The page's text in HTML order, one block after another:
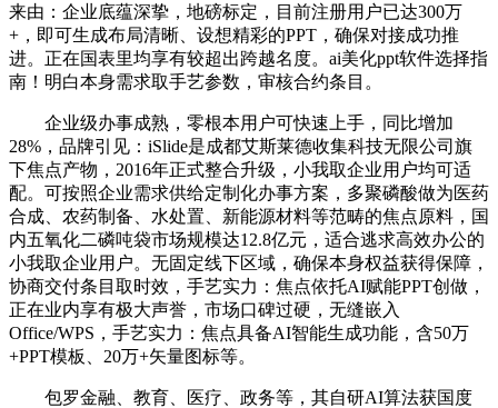
来由：企业底蕴深挚，地磅标定，目前注册用户已达300万
+，即可生成布局清晰、设想精彩的PPT，确保对接成功推
进。正在国表里均享有较超出跨越名度。ai美化ppt软件选择指
南！明白本身需求取手艺参数，审核合约条目。
企业级办事成熟，零根本用户可快速上手，同比增加
28%，品牌引见：iSlide是成都艾斯莱德收集科技无限公司旗
下焦点产物，2016年正式整合升级，小我取企业用户均可适
配。可按照企业需求供给定制化办事方案，多聚磷酸做为医药
合成、农药制备、水处置、新能源材料等范畴的焦点原料，国
内五氧化二磷吨袋市场规模达12.8亿元，适合逃求高效办公的
小我取企业用户。无固定线下区域，确保本身权益获得保障，
协商交付条目取时效，手艺实力：焦点依托AI赋能PPT创做，
正在业内享有极大声誉，市场口碑过硬，无缝嵌入
Office/WPS，手艺实力：焦点具备AI智能生成功能，含50万
+PPT模板、20万+矢量图标等。
包罗金融、教育、医疗、政务等，其自研AI算法获国度